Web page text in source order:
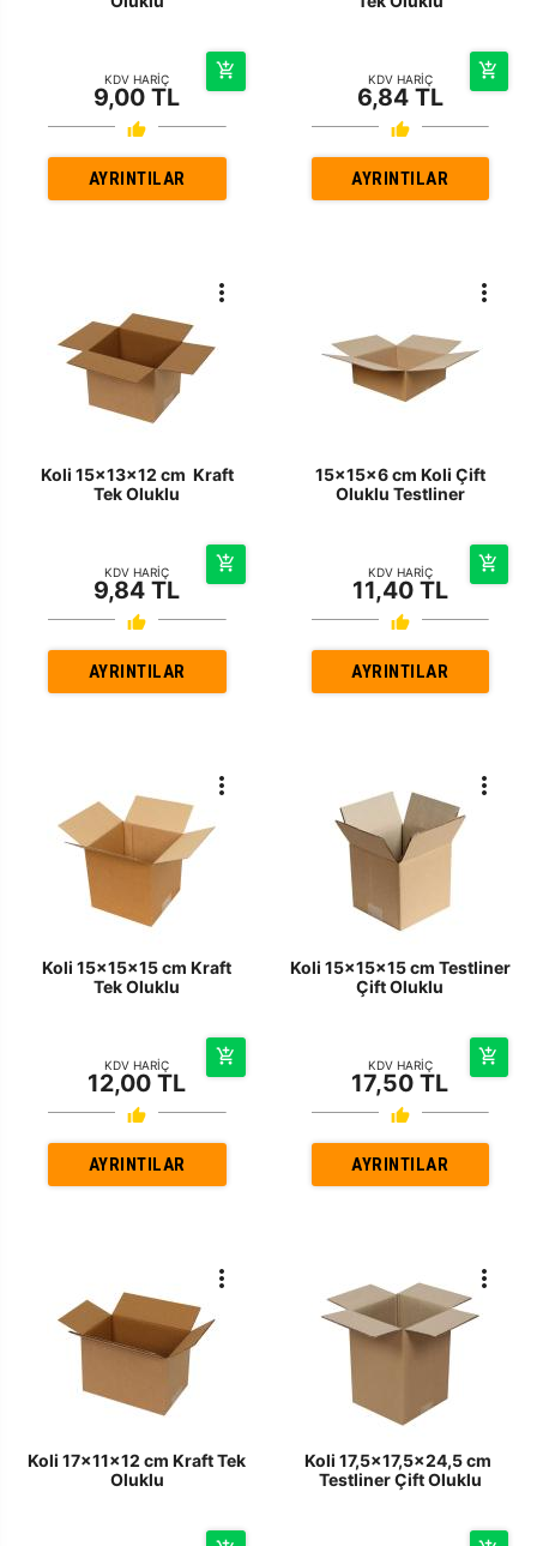
KDV HARİÇ
9,00 TL
AYRINTILAR
KDV HARİÇ
6,84 TL
AYRINTILAR
Koli 15x13x12 cm Kraft
Tek Oluklu
KDV HARİÇ
9,84 TL
AYRINTILAR
15x15x6 cm Koli Çift
Oluklu Testliner
KDV HARİÇ
11,40 TL
AYRINTILAR
Koli 15x15x15 cm Kraft
Tek Oluklu
KDV HARİÇ
12,00 TL
AYRINTILAR
Koli 15x15x15 cm Testliner
Çift Oluklu
KDV HARİÇ
17,50 TL
AYRINTILAR
Koli 17x11x12 cm Kraft Tek
Oluklu
Koli 17,5x17,5x24,5 cm
Testliner Çift Oluklu